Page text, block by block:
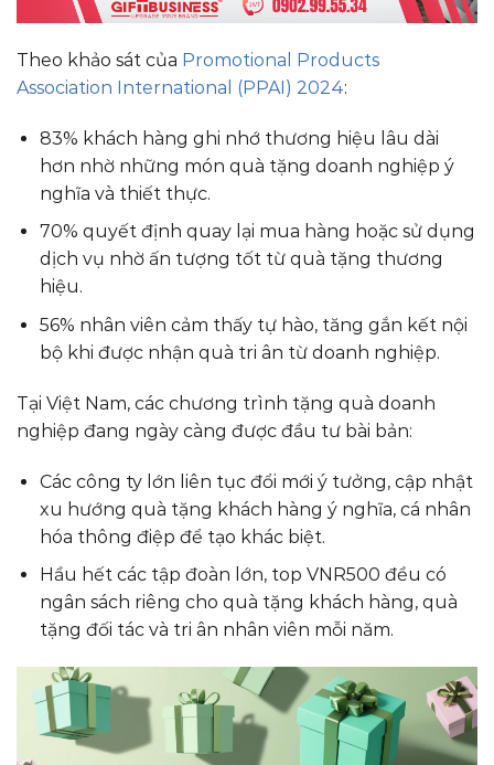
Theo khảo sát của Promotional Products
Association International (PPAI) 2024:
83% khách hàng ghi nhớ thương hiệu lâu dài
hơn nhờ những món quà tặng doanh nghiệp ý
nghĩa và thiết thực.
70% quyết định quay lại mua hàng hoặc sử dụng
dịch vụ nhờ ấn tượng tốt từ quà tặng thương
hiệu.
56% nhân viên cảm thấy tự hào, tăng gắn kết nội
bộ khi được nhận quà tri ân từ doanh nghiệp.
Tại Việt Nam, các chương trình tặng quà doanh
nghiệp đang ngày càng được đầu tư bài bản:
Các công ty lớn liên tục đổi mới ý tưởng, cập nhật
xu hướng quà tặng khách hàng ý nghĩa, cá nhân
hóa thông điệp để tạo khác biệt.
Hầu hết các tập đoàn lớn, top VNR500 đều có
ngân sách riêng cho quà tặng khách hàng, quà
tặng đối tác và tri ân nhân viên mỗi năm.